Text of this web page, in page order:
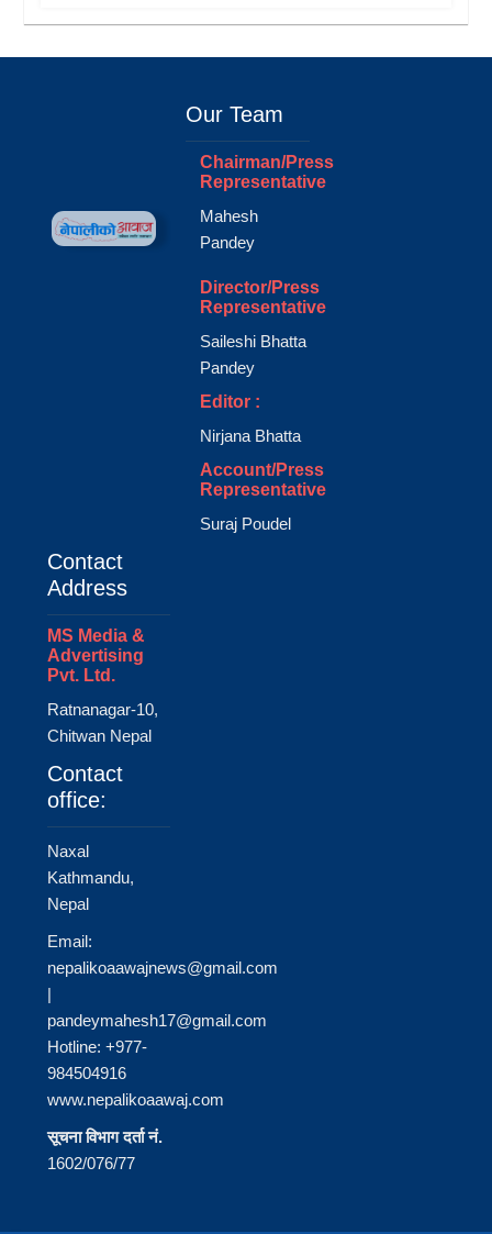
Our Team
Chairman/Press
Representative
Mahesh
Pandey
Director/Press
Representative
Saileshi Bhatta
Pandey
Editor :
Nirjana Bhatta
Account/Press
Representative
Suraj Poudel
Contact
Address
MS Media &
Advertising
Pvt. Ltd.
Ratnanagar-10,
Chitwan Nepal
Contact
office:
Naxal
Kathmandu,
Nepal
Email:
nepalikoaawajnews@gmail.com
|
pandeymahesh17@gmail.com
Hotline: +977-
984504916
www.nepalikoaawaj.com
सूचना विभाग दर्ता नं.
1602/076/77